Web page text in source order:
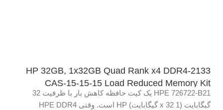
HP 32GB, 1x32GB Quad Rank x4 DDR4-2133
CAS-15-15-15 Load Reduced Memory Kit
HPE 726722-B21 یک کیت حافظه کاهش بار با ظرفیت 32
گیگابایت (1 x 32 گیگابایت) HP است. وقتی HPE DDR4